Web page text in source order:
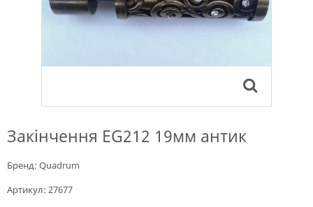
Закінчення EG212 19мм антик
Бренд: Quadrum
Артикул: 27677